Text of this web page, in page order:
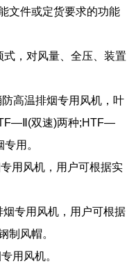
文件或定货要求的功能
，对风量、全压、装置
高温排烟专用风机，叶
双速)两种;HTF—
用。
用风机，用户可根据实
专用风机，用户可根据
制风帽。
用风机。